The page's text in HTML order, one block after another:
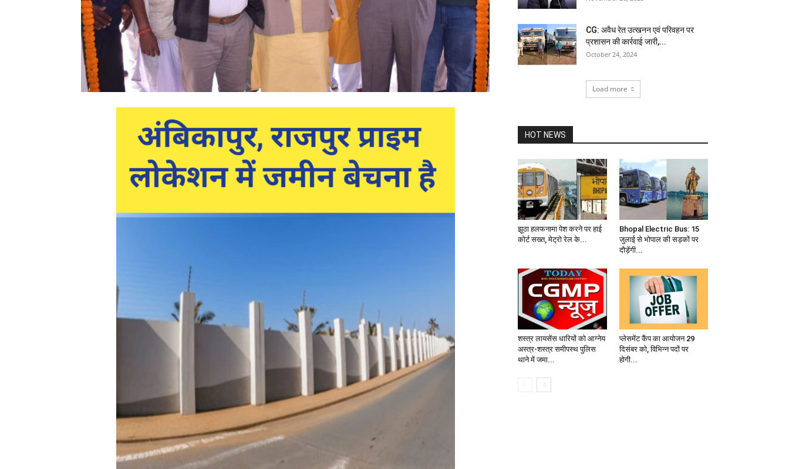
CG: अवैध रेत उत्खनन एवं परिवहन पर
प्रशासन की कार्रवाई जारी,...
October 24, 2024
Load more
HOT NEWS
झूठा हलफनामा पेश करने पर हाई
कोर्ट सख्त, मेट्रो रेल के...
Bhopal Electric Bus: 15
जुलाई से भोपाल की सड़कों पर
दौड़ेंगी...
शस्त्र लायसेंस धारियों को आग्नेय
अस्त्र-शस्त्र समीपस्थ पुलिस
थाने में जमा...
प्लेसमेंट कैंप का आयोजन 29
दिसंबर को, विभिन्न पदों पर
होगी...